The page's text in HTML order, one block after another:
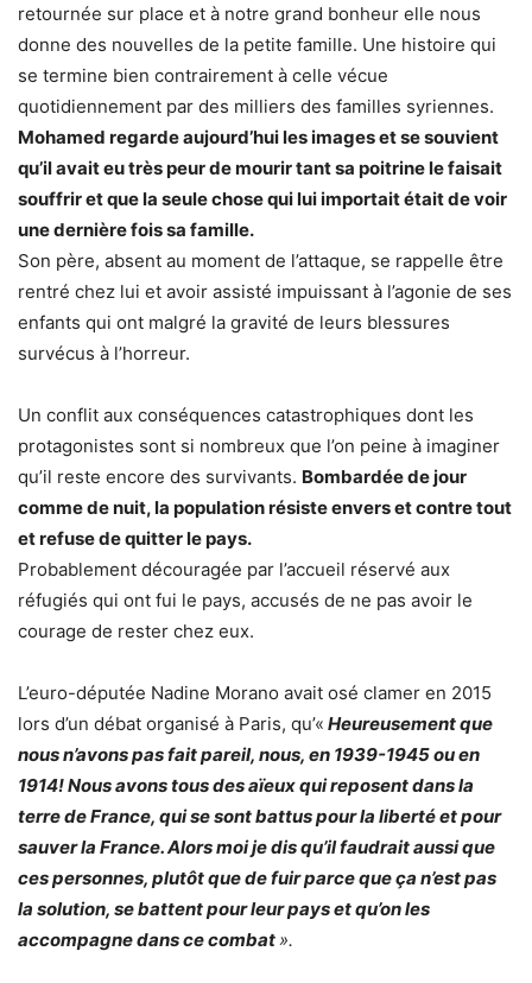
retournée sur place et à notre grand bonheur elle nous
donne des nouvelles de la petite famille. Une histoire qui
se termine bien contrairement à celle vécue
quotidiennement par des milliers des familles syriennes.
Mohamed regarde aujourd’hui les images et se souvient
qu’il avait eu très peur de mourir tant sa poitrine le faisait
souffrir et que la seule chose qui lui importait était de voir
une dernière fois sa famille.
Son père, absent au moment de l’attaque, se rappelle être
rentré chez lui et avoir assisté impuissant à l’agonie de ses
enfants qui ont malgré la gravité de leurs blessures
survécus à l’horreur.
Un conflit aux conséquences catastrophiques dont les
protagonistes sont si nombreux que l’on peine à imaginer
qu’il reste encore des survivants. Bombardée de jour
comme de nuit, la population résiste envers et contre tout
et refuse de quitter le pays.
Probablement découragée par l’accueil réservé aux
réfugiés qui ont fui le pays, accusés de ne pas avoir le
courage de rester chez eux.
L’euro-députée Nadine Morano avait osé clamer en 2015
lors d’un débat organisé à Paris, qu’« Heureusement que
nous n’avons pas fait pareil, nous, en 1939-1945 ou en
1914! Nous avons tous des aïeux qui reposent dans la
terre de France, qui se sont battus pour la liberté et pour
sauver la France. Alors moi je dis qu’il faudrait aussi que
ces personnes, plutôt que de fuir parce que ça n’est pas
la solution, se battent pour leur pays et qu’on les
accompagne dans ce combat».